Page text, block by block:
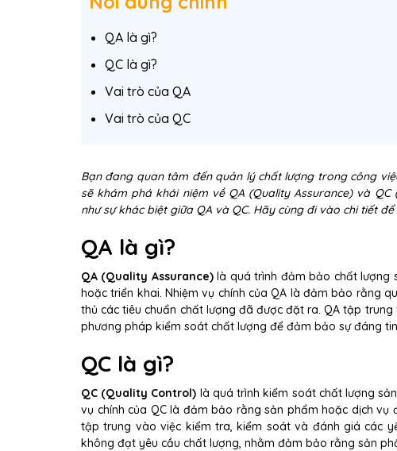
QA là gì?
QC là gì?
Vai trò của QA
Vai trò của QC
Bạn đang quan tâm đến quản lý chất lượng trong công
sẽ khám phá khái niệm về QA (Quality Assurance) và
như sự khác biệt giữa QA và QC. Hãy cùng đi vào chi tiết
QA là gì?
QA (Quality Assurance)là quá trình đảm bảo chất lượng
hoặc triển khai. Nhiệm vụ chính của QA là đảm bảo rằng
thủ các tiêu chuẩn chất lượng đã được đặt ra. QA tập
phương pháp kiểm soát chất lượng để đảm bảo sự đáng
QC là gì?
QC (Quality Control) là quá trình kiểm soát chất lượng
vụ chính của QC là đảm bảo rằng sản phẩm hoặc dịch
tập trung vào việc kiểm tra, kiểm soát và đánh giá các
không đạt yêu cầu chất lượng, nhằm đảm bảo rằng sản